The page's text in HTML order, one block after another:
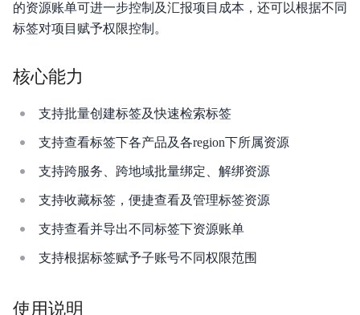
Go-SDK
云助手SDK参考
运维参考
常见问题
服务等级协议SLA
的资源账单可进一步控制及汇报项目成本，还可以根据不同
标签对项目赋予权限控制。
核心能力
支持批量创建标签及快速检索标签
支持查看标签下各产品及各region下所属资源
支持跨服务、跨地域批量绑定、解绑资源
支持收藏标签，便捷查看及管理标签资源
支持查看并导出不同标签下资源账单
支持根据标签赋予子账号不同权限范围
使用说明